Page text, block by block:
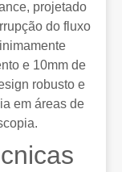
projetado
do fluxo
e 10mm de
robusto e
em áreas de